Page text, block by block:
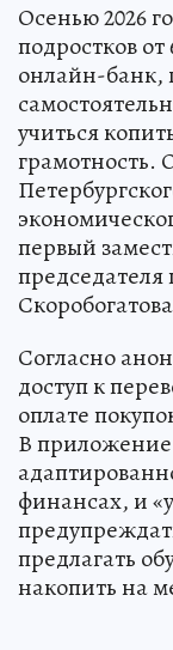
Осенью 2026
подростков от
онлайн-банк,
учиться
грамотность.
первый
Согласно
доступ к
оплате
В приложение
финансах, и
предлагать
накопить на